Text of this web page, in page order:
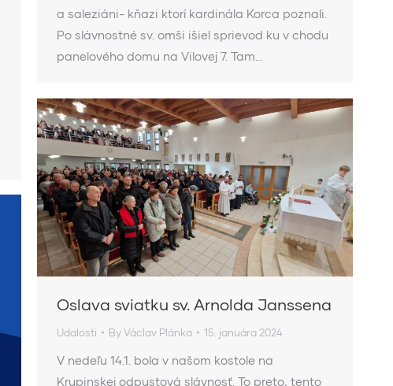
a saleziáni- kňazi ktorí kardinála Korca poznali.
Po slávnostné sv. omši išiel sprievod ku v chodu
panelového domu na Vilovej 7. Tam…
Oslava sviatku sv. Arnolda Janssena
Udalosti ByVáclav Plánka 15. januára 2024
V nedeľu 14.1. bola v našom kostole na
Krupinskej odpustová slávnosť. To preto, tento